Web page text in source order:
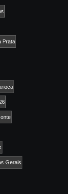
Prata
Gerais